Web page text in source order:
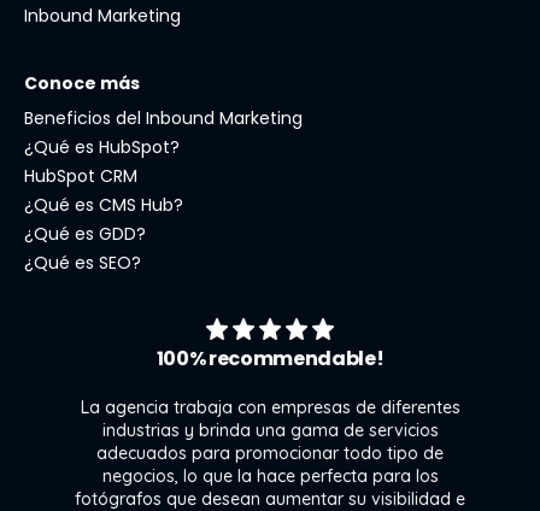
Inbound Marketing
Conoce más
Beneficios del Inbound Marketing
¿Qué es HubSpot?
HubSpot CRM
¿Qué es CMS Hub?
¿Qué es GDD?
¿Qué es SEO?
100% recommendable!
La agencia trabaja con empresas de diferentes
industrias y brinda una gama de servicios
adecuados para promocionar todo tipo de
negocios, lo que la hace perfecta para los
fotógrafos que desean aumentar su visibilidad e